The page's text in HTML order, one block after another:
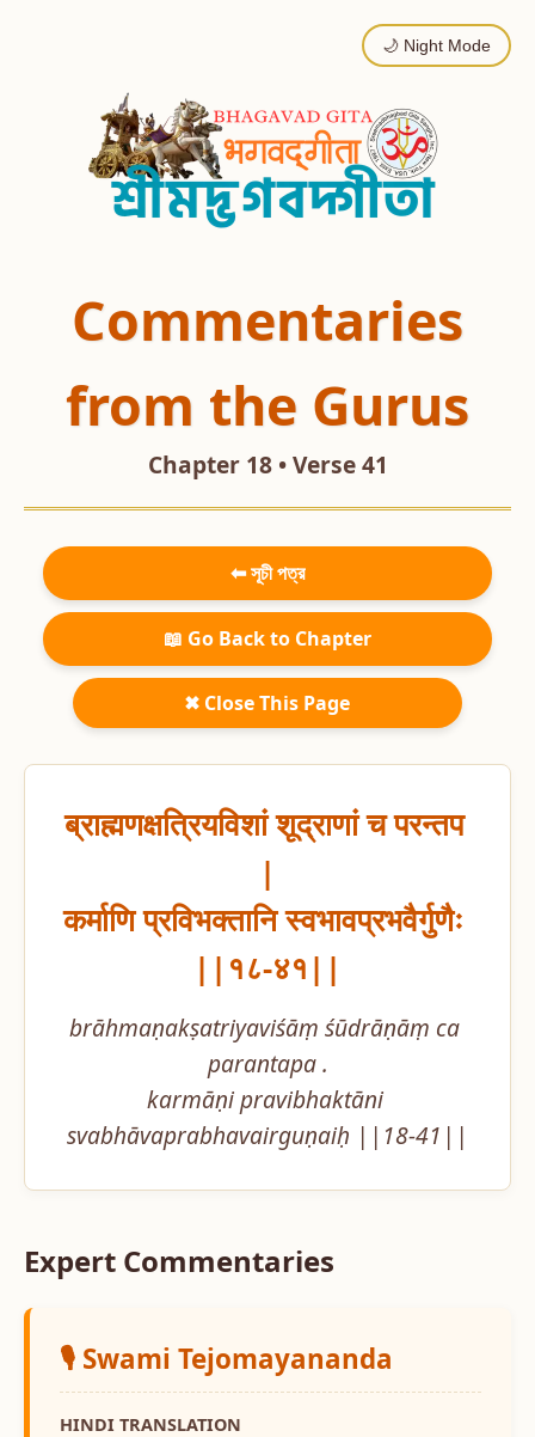
🌙 Night Mode
Commentaries
from the Gurus
Chapter 18 • Verse 41
⬅ সূচী পত্র
📖 Go Back to Chapter
✖ Close This Page
ब्राह्मणक्षत्रियविशां शूद्राणां च परन्तप
|
कर्माणि प्रविभक्तानि स्वभावप्रभवैर्गुणैः
||१८-४१||
brāhmaṇakṣatriyaviśāṃ śūdrāṇāṃ ca
parantapa .
karmāṇi pravibhaktāni
svabhāvaprabhavairguṇaiḥ ||18-41||
Expert Commentaries
🎙️ Swami Tejomayananda
HINDI TRANSLATION